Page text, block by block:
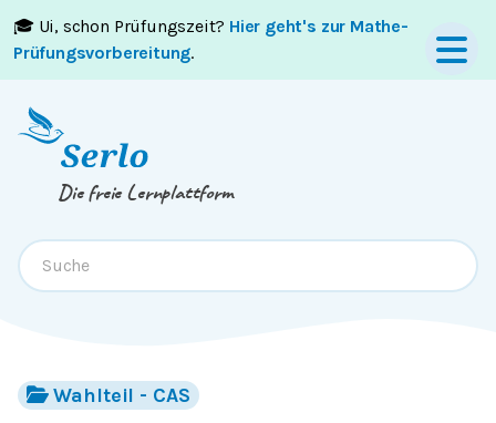
🎓 Ui, schon Prüfungszeit? Hier geht's zur Mathe-
Prüfungsvorbereitung.
Springe zumInhaltoderFooter
Die freie Lernplattform
Wahlteil - CAS